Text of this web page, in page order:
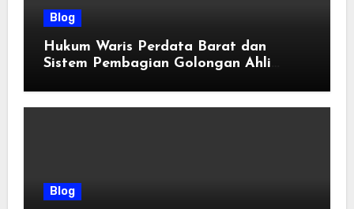
Blog
Hukum Waris Perdata Barat dan
Sistem Pembagian Golongan Ahli
Blog